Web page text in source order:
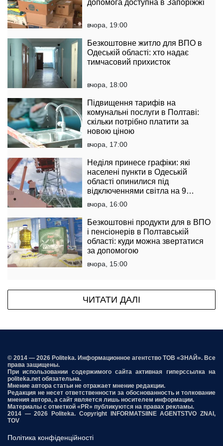
допомога доступна в Запоріжжі
вчора, 19:00
Безкоштовне житло для ВПО в
Одеській області: хто надає
тимчасовий прихисток
вчора, 18:00
Підвищення тарифів на
комунальні послуги в Полтаві:
скільки потрібно платити за
новою ціною
вчора, 17:00
Неділя принесе графіки: які
населені пункти в Одеській
області опинилися під
відключеннями світла на 9
серпня
вчора, 16:00
Безкоштовні продукти для в ВПО
і пенсіонерів в Полтавській
області: куди можна звертатися
за допомогою
вчора, 15:00
ЧИТАТИ ДАЛІ
© 2014 — 2026 Politeka. Информационное агентство ТОВ «ЗНАЙ». Все
права защищены.
При использовании содержимого сайта активная гиперссылка на
politeka.net обязательна.
Мнение автора статьи не отражает мнение редакции.
Редакция не несет ответственности за обоснованность и толкование
мнения автора, а сайт является лишь носителем информации.
Материалы с отметкой «PR» публикуются на правах рекламы.
2014 — 2026 Politeka. Copyright INFORMATSIINE AGENTSTVO ZNAI,
TOV
Політика конфіденційності